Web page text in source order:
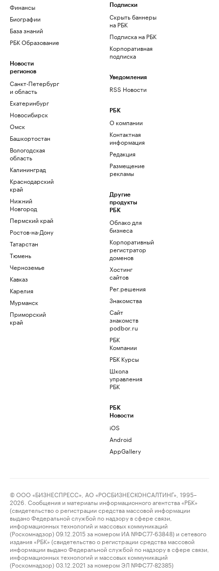
Финансы
Биографии
База знаний
РБК Образование
Новости
регионов
Санкт-Петербург
и область
Екатеринбург
Новосибирск
Омск
Башкортостан
Вологодская
область
Калининград
Краснодарский
край
Нижний
Новгород
Пермский край
Ростов-на-Дону
Татарстан
Тюмень
Черноземье
Кавказ
Карелия
Мурманск
Приморский
край
Подписки
Скрыть баннеры
на РБК
Подписка на РБК
Корпоративная
подписка
Уведомления
RSS Новости
РБК
О компании
Контактная
информация
Редакция
Размещение
рекламы
Другие
продукты
РБК
Облако для
бизнеса
Корпоративный
регистратор
доменов
Хостинг
сайтов
Рег.решения
Знакомства
Сайт
знакомств
podbor.ru
РБК
Компании
РБК Курсы
Школа
управления
РБК
РБК
Новости
iOS
Android
AppGallery
© ООО «БИЗНЕСПРЕСС», АО «РОСБИЗНЕСКОНСАЛТИНГ», 1995–
2026. Сообщения и материалы информационного агентства «РБК»
(свидетельство о регистрации средства массовой информации
выдано Федеральной службой по надзору в сфере связи,
информационных технологий и массовых коммуникаций
(Роскомнадзор) 09.12.2015 за номером ИА №ФС77-63848) и сетевого
издания «РБК» (свидетельство о регистрации средства массовой
информации выдано Федеральной службой по надзору в сфере связи,
информационных технологий и массовых коммуникаций
(Роскомнадзор) 03.12.2021 за номером ЭЛ №ФС77-82385)